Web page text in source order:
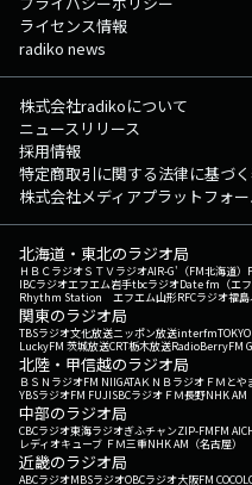
ライセンス情報
radiko news
株式会社radikoについて
ニュースリリース
採用情報
特定商取引に関する法律に基づ
株式会社メディアプラットフォ
北海道・東北のラジオ局
ＨＢＣラジオＳＴＶラジオAIR-G'（FM北海道）
IBCラジオエフエム岩手tbcラジオDate fm（エフ
Rhythm Station エフエム山形RFCラジオ福島
関東のラジオ局
TBSラジオ文化放送ニッポン放送interfm
LuckyFM 茨城放送CRT栃木放送RadioBerryFM
北陸・甲信越のラジオ局
ＢＳＮラジオFM NIIGATAＫＮＢラジオ ＦＭとや
YBSラジオFM FUJISBCラジオ ＦＭ長野NHK AM
中部のラジオ局
CBCラジオ東海ラジオぎふチャンZIP-FMFM
レディオキューブ ＦＭ三重NHK AM（名古屋）
近畿のラジオ局
ABCラジオMBSラジオOBCラジオ大阪FM